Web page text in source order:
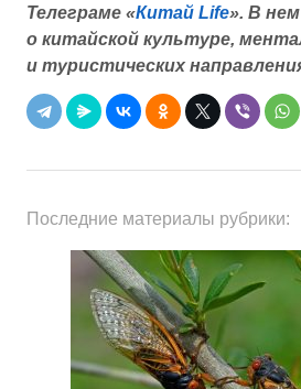
Телеграме «Китай Life». В
о китайской культуре,
и туристических
Последние материалы рубрики: